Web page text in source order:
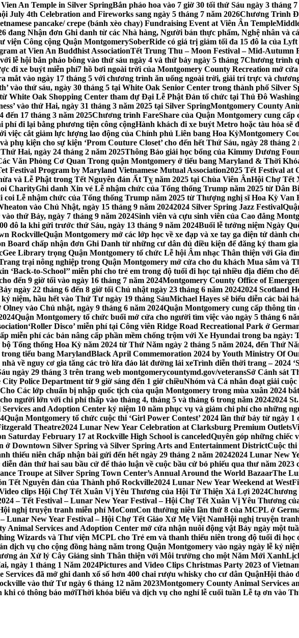
An Temple in Silver SpringBắn pháo hoa vào 7 giờ 30 tối thứ Sáu ngày 3 tháng
July 4th Celebration and Fireworks sang ngày 5 tháng 7 năm 2026Chương Trình
pancake/ crepe (bánh xèo chay) Fundraising Event at Viên Ân Temple
đang Nhận đơn Ghi danh từ các Nhà hàng, Người bán thực phẩm, Nghệ nhân và
viện Công cộng Quận MontgomerySoberRide có giá trị giảm tối đa 15 đô la của
at Vien An Buddhist AssociationTết Trung Thu – Moon Festival – Mid-Autumn
lễ hội bắn pháo bông vào thứ sáu ngày 4 và thứ bảy ngày 5 tháng 7Chương trình
đi xe buýt miễn phí7 hồ bơi ngoài trời của Montgomery County Recreation mở
mắt vào ngày 17 tháng 5 với chương trình ăn uống ngoài trời, giải trí trực và
vào thứ sáu, ngày 30 tháng 5 tại White Oak Senior Center trong thành phố Silver
White Oak Shopping Center tham dự Đại Lễ Phật Đản tổ chức tại Thủ Đô
vào thứ Hai, ngày 31 tháng 3 năm 2025 tại Silver SpringMontgomery County
17 tháng 3 năm 2025Chương trình FareShare của Quận Montgomery cung
phí đi lại bằng phương tiện công cộngHành khách đi xe buýt Metro hoặc tàu hỏa
việc cắt giảm lực lượng lao động của Chính phủ Liên bang Hoa KỳMontgomery
phụ kiện cho sự kiện ‘Prom Couture Closet’ cho đến hết Thứ Sáu, ngày 28 tháng 2
Hai, ngày 24 tháng 2 năm 2025Thông Báo giải học bổng của Kimmy Dương
Văn Phòng Cơ Quan Trong quận Montgomery ở tiểu bang Maryland & Thời
Festival Program by Maryland Vietnamese Mutual Association2025 Tết Festival at
và Lễ Phật trong Tết Nguyên đán Ất Tỵ năm 2025 tại Chùa Viên ÂnHội Chợ Tết
CharityGhi danh Xin vé Lễ nhậm chức của Tổng thống Trump năm 2025 từ Dân
coi Lễ nhậm chức của Tổng thống Trump năm 2025 từ Thượng nghị sĩ Hoa Kỳ Van
vào Chủ Nhật, ngày 15 tháng 9 năm 20242024 Silver Spring Jazz Festival
thứ Bảy, ngày 7 tháng 9 năm 2024Sinh viên và cựu sinh viên của Cao đẳng
đô la khi gửi trước thứ Sáu, ngày 13 tháng 9 năm 2024Buổi lễ tưởng niệm Ngày
RockvilleQuận Montgomery mở các lớp học về xe đạp và xe tay ga điện tử dành
Board chấp nhận đơn Ghi Danh từ những cư dân đủ điều kiện để đăng ký tham
Library trọng Quận Montgomery tổ chức Lễ hội Âm nhạc Thân thiện với Gia
trại nông nghiệp trong Quận Montgomery mở cửa cho du khách Mua sắm và
‘Back-to-School’’ miễn phí cho trẻ em trong độ tuổi đi học tại nhiều địa điểm cho
đến 9 giờ tối vào ngày 16 tháng 7 năm 2024Montgomery County Office of
ngày 22 tháng 6 đến 8 giờ tối Chủ nhật ngày 23 tháng 6 năm 20242024 Scotland
kỷ niệm, hầu hết vào Thứ Tư ngày 19 tháng SáuMichael Hayes sẽ biểu diễn các bài
vào Chủ nhật, ngày 9 tháng 6 năm 2024Quận Montgomery cung cấp thông
Quận Montgomery tổ chức buổi mở cửa cho người tìm việc vào ngày 5 tháng 6
‘Roller Disco’ miễn phí tại Công viên Ridge Road Recreational Park ở
miễn phí các bản nâng cấp phần mềm chống trộm với Xe Hyundai trong ba
Tổng thống Hoa Kỳ năm 2024 từ Thứ Năm ngày 2 tháng 5 năm 2024, đến Thứ
trong tiểu bang MarylandBlack April Commemoration 2024 by Youth Ministry Of
về nguy cơ gia tăng các trò lừa đảo lát đường lái xeTrình diễn thời trang – 2024
ngày 29 tháng 3 trên trang web montgomerycountymd.gov/veteransSở Cảnh sát
Police Department từ 9 giờ sáng đến 1 giờ chiềuNhóm và Cá nhân đoạt giải
Các lớp chuẩn bị nhập quốc tịch của quận Montgomery trong mùa xuân 2024
người lớn với chi phí thấp vào tháng 4, tháng 5 và tháng 6 trong năm 20242024
and Adoption Center kỷ niệm 10 năm phục vụ và giảm chi phí cho những
Quận Montgomery tổ chức cuộc thi ‘Girl Power Contest’ 2024 lần thứ bảy từ ngày 1
Theatre2024 Lunar New Year Celebration at Clarksburg Premium Outlets
Saturday February 17 at Rockville High School is canceledQuyên góp những chiếc
ở Downtown Silver Spring và Silver Spring Arts and Entertainment DistrictCuộc thi
thiếu niên chấp nhận bài gửi đến hết ngày 29 tháng 2 năm 20242024 Lunar New
đàn thứ hai sau bầu cử để thảo luận về cuộc bầu cử bỏ phiếu qua thư năm
Troupe at Silver Spring Town Center’s Annual Around the World BazaarThe
Tết Nguyên đán của Thành phố Rockville2024 Lunar New Year Weekend at
clips Hội Chợ Tết Xuân Vị Yêu Thương của Hội Từ Thiện Xá Lợi 2024Chương
– Tết Festival – Lunar New Year Festival – Hội Chợ Tết Xuân Vị Yêu Thương
nghị truyện tranh miễn phí MoComCon thường niên lần thứ 8 của MCPL ở
Lunar New Year Festival – Hội Chợ Tết Giáo Xứ Mẹ Việt NamHội nghị truyện
Animal Services and Adoption Center mở cửa nhận nuôi động vật Bảy ngày một
Wizards và Thư viện MCPL cho Trẻ em và thanh thiếu niên trong độ tuổi đi học
dịch vụ cho cộng đồng hàng năm trong Quận Montgomery vào ngày ngày lễ kỷ
án Xử lý Cây Giáng sinh Thân thiện với Môi trường cho một Năm Mới Xanh
ngày 1 tháng 1 Năm 2024Pictures and Video Clips Christmas Party 2023 of
Services đã mở ghi danh xổ số hơn 400 chai rượu whisky cho cư dân QuậnHội thảo
vào thứ Tư ngày 6 tháng 12 năm 2023Montgomery County Animal Services
khi có thông báo mớiThời khóa biểu và dịch vụ cho nghỉ lễ cuối tuần Lễ tạ ơn vào